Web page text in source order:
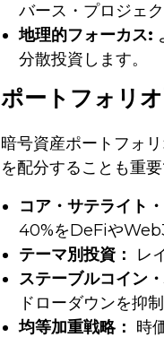
バース・プロジェ
地理的フォーカス:
分散投資します。
ポートフォリ
暗号資産ポートフォ
を配分することも重
コア・サテライト
40%をDeFiや
テーマ別投資：
レ
ステーブルコイン
ドローダウンを抑
均等加重戦略： 時